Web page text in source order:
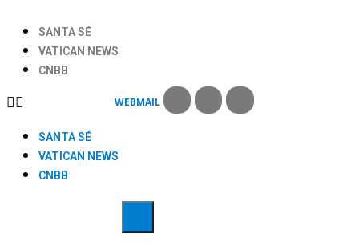
SANTA SÉ
VATICAN NEWS
CNBB
SANTA SÉ
VATICAN NEWS
CNBB
WEBMAIL